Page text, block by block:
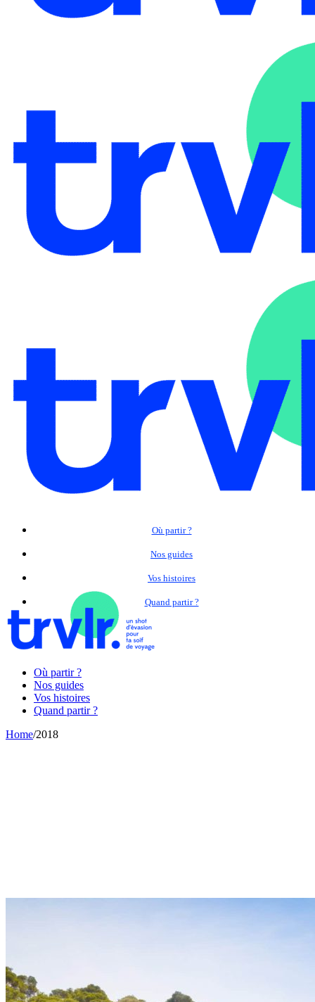
Où partir ?
Nos guides
Vos histoires
Quand partir ?
Où partir ?
Nos guides
Vos histoires
Quand partir ?
Home/2018